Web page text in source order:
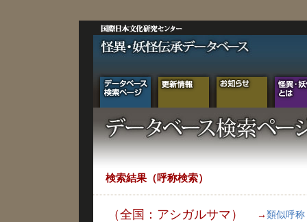
検索結果（呼称検索）
（全国：アシガルサマ） → 類似呼称